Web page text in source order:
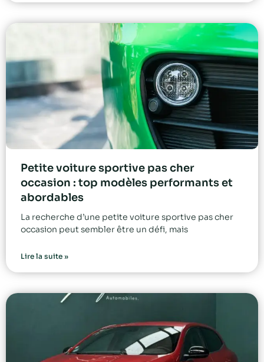
Petite voiture sportive pas cher
occasion : top modèles performants et
abordables
La recherche d’une petite voiture sportive pas cher
occasion peut sembler être un défi, mais
Lire la suite »